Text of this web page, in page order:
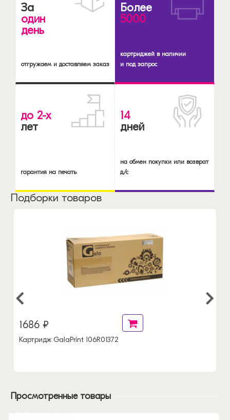
За
один
день
отгружаем и доставляем заказ
Более
5000
картриджей в наличии
и под запрос
до 2-х
лет
гарантия на печать
14
дней
на обмен покупки или возврат
д/с
Подборки товаров
1686 ₽
Картридж GalaPrint 106R01372
Просмотренные товары